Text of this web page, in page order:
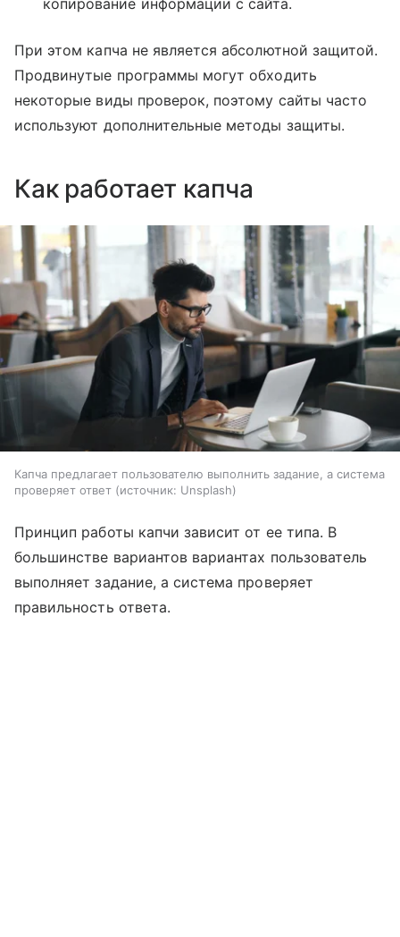
копирование информации с сайта.
При этом капча не является абсолютной защитой.
Продвинутые программы могут обходить
некоторые виды проверок, поэтому сайты часто
используют дополнительные методы защиты.
Как работает капча
Капча предлагает пользователю выполнить задание, а система
проверяет ответ
источник: Unsplash
Принцип работы капчи зависит от ее типа. В
большинстве вариантов вариантах пользователь
выполняет задание, а система проверяет
правильность ответа.